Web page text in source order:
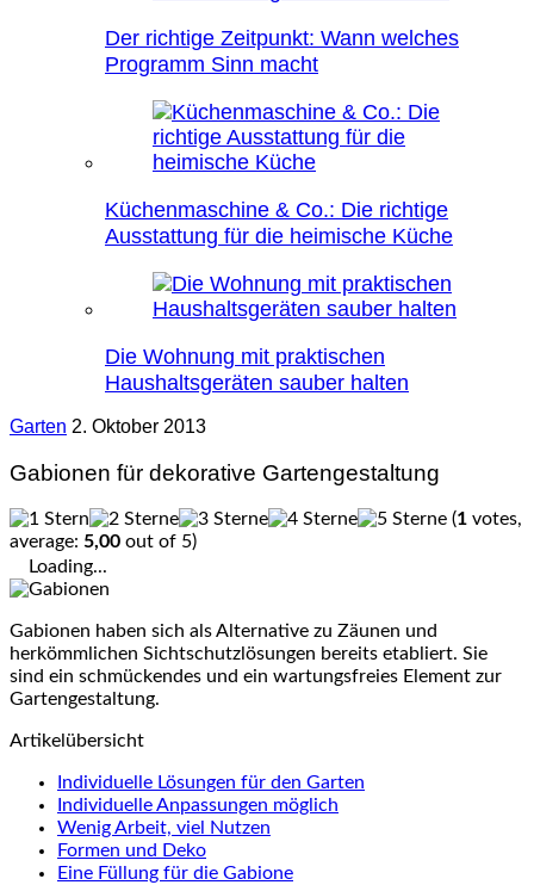
Der richtige Zeitpunkt: Wann welches
Programm Sinn macht
Küchenmaschine & Co.: Die richtige
Ausstattung für die heimische Küche
Die Wohnung mit praktischen
Haushaltsgeräten sauber halten
Garten 2. Oktober 2013
Gabionen für dekorative Gartengestaltung
(1 votes,
average: 5,00 out of 5)
Loading...
Gabionen haben sich als Alternative zu Zäunen und
herkömmlichen Sichtschutzlösungen bereits etabliert. Sie
sind ein schmückendes und ein wartungsfreies Element zur
Gartengestaltung.
Artikelübersicht
Individuelle Lösungen für den Garten
Individuelle Anpassungen möglich
Wenig Arbeit, viel Nutzen
Formen und Deko
Eine Füllung für die Gabione